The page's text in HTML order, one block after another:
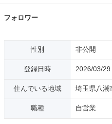
フォロワー
性別 非公開
登録日時 2026/03/29
住んでいる地域 埼玉県八潮
職種 自営業